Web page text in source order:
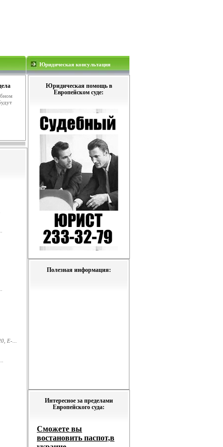
Юридическая консультация
Юридическая помощь в
Европейском суде:
Полезная информация:
Интересное за пределами
Европейского суда:
E-...